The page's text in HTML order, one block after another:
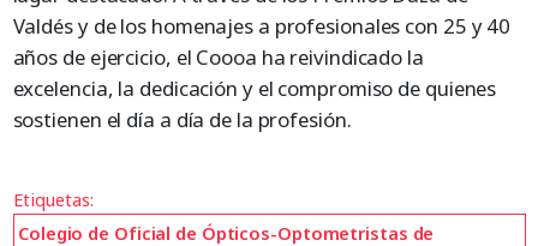
Valdés y de los homenajes a profesionales con 25 y 40
años de ejercicio, el Coooa ha reivindicado la
excelencia, la dedicación y el compromiso de quienes
sostienen el día a día de la profesión.
Etiquetas:
Colegio de Oficial de Ópticos-Optometristas de